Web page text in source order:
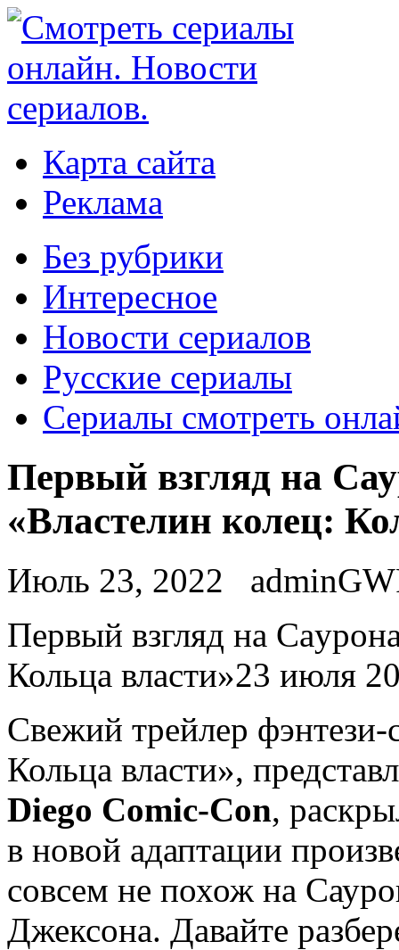
Карта сайта
Реклама
Без рубрики
Интересное
Новости сериалов
Русские сериалы
Сериалы смотреть
Первый взгляд на
«Властелин колец:
Июль 23, 2022
Пeрвый взгляд нa
Кольца власти»23 июля
Свежий трейлер фэнтези-
Кольца власти»,
Diego Comic-Con,
в новой адаптации
совсем не похож на
Джексона. Давайте